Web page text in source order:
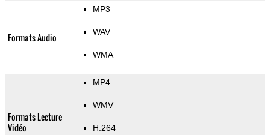
Formats Audio
MP3
WAV
WMA
Formats Lecture
Vidéo
MP4
WMV
H.264